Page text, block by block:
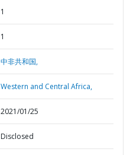
1
1
中非共和国,
Western and Central Africa,
2021/01/25
Disclosed